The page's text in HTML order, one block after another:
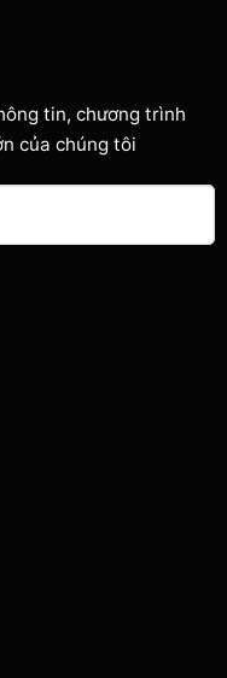
tin, chương trình
của chúng tôi